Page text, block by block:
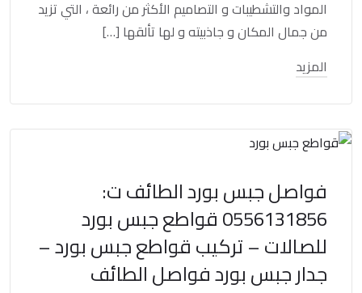
المواد والتشطيبات و التصاميم الأكثر من رائعة ، التي تزيد
من جمال المكان و جاذبيته و لها تألقها […]
المزيد
فواصل جبس بورد الطائف ت:
0556131856 قواطع جبس بورد
للصالات – تركيب قواطع جبس بورد –
جدار جبس بورد فواصل الطائف